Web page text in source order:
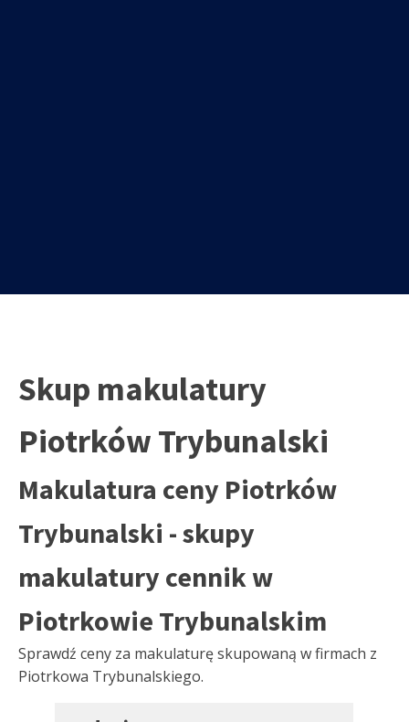
Skup makulatury
Piotrków Trybunalski
Makulatura ceny Piotrków
Trybunalski - skupy
makulatury cennik w
Piotrkowie Trybunalskim
Sprawdź ceny za makulaturę skupowaną w firmach z
Piotrkowa Trybunalskiego.